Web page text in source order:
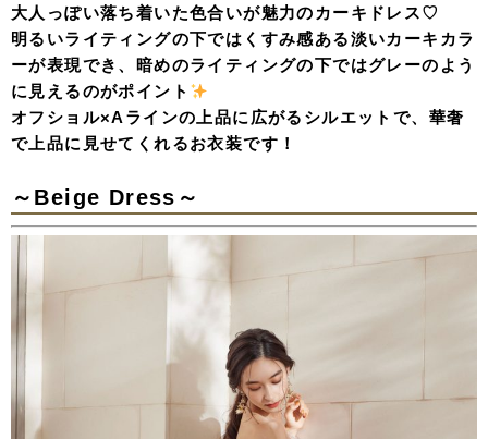
大人っぽい落ち着いた色合いが魅力のカーキドレス♡
明るいライティングの下ではくすみ感ある淡いカーキカラ
ーが表現でき、暗めのライティングの下ではグレーのよう
に見えるのがポイント
オフショル×Aラインの上品に広がるシルエットで、華奢
で上品に見せてくれるお衣装です！
～Beige Dress～